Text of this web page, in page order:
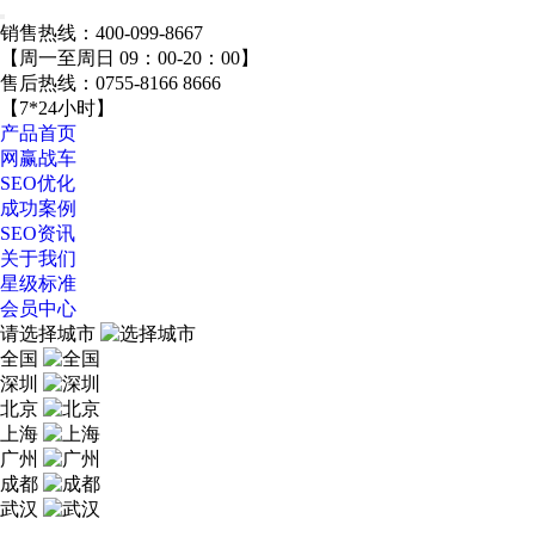
销售热线： 400-099-8667
【周一至周日 09：00-20：00】
售后热线： 0755-8166 8666
【7*24小时】
产品首页
网赢战车
SEO优化
成功案例
SEO资讯
关于我们
星级标准
会员中心
请选择城市
全国
深圳
北京
上海
广州
成都
武汉